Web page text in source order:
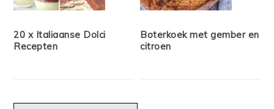
20 x Italiaanse Dolci
Recepten
Boterkoek met gember en
citroen